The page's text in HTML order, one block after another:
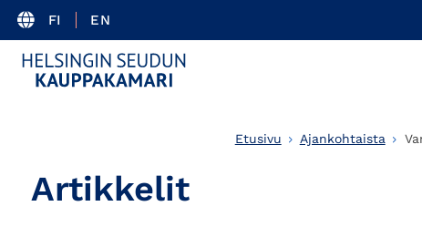
FI EN
Etusivu Ajankohtaista
Artikkelit